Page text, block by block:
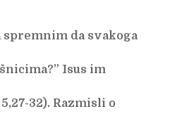
da svakoga
Isus im
32). Razmisli o